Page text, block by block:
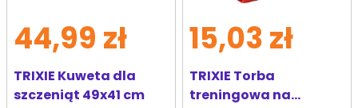
TRIXIE Kuweta dla
szczeniąt 49x41 cm
44,99 zł
TRIXIE Torba
treningowa na
15,03 zł